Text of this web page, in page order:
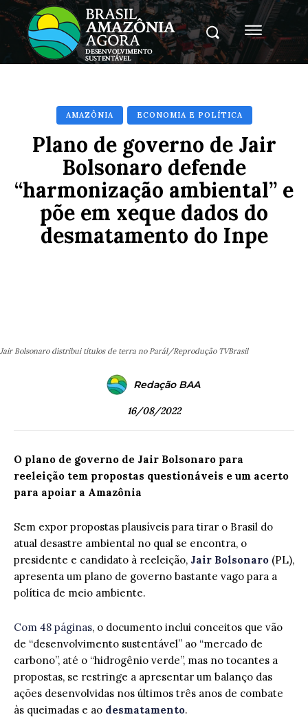
AMAZÔNIA ECONOMIA E POLÍTICA
Plano de governo de Jair
Bolsonaro defende
“harmonização ambiental” e
põe em xeque dados do
desmatamento do Inpe
Jair Bolsonaro distribui títulos de terra no Parál/Reprodução TVBrasil
Redação BAA
16/08/2022
O plano de governo de Jair Bolsonaro para
reeleição tem propostas questionáveis e um acerto
para apoiar a Amazônia
Sem expor propostas plausíveis para tirar o Brasil do
atual desastre ambiental no qual se encontra, o
presidente e candidato à reeleição, Jair Bolsonaro (PL),
apresenta um plano de governo bastante vago para a
política de meio ambiente.
Com 48 páginas, o documento inclui conceitos que vão
de “desenvolvimento sustentável” ao “mercado de
carbono”, até o “hidrogênio verde”, mas no tocantes a
propostas, se restringe a apresentar um balanço das
ações desenvolvidas nos últimos três anos de combate
às queimadas e ao desmatamento.